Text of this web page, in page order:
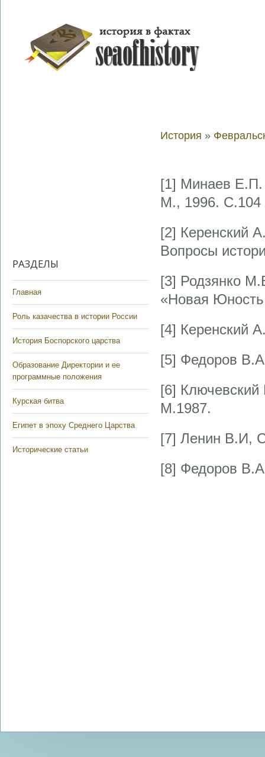
РАЗДЕЛЫ
Главная
Роль казачества в истории России
История Боспорского царства
Образование Директории и ее
программные положения
Курская битва
Египет в эпоху Среднего Царства
Исторические статьи
История »
[1] Минаев Е.П.
М., 1996. С.104
[2] Керенский
Вопросы
[3] Родзянко
«Новая
[4] Керенский
[5] Федоров
[6] Ключевский
М.1987.
[7] Ленин В.И,
[8] Федоров